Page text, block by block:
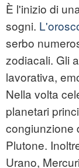
È l'inizio di
sogni.
serbo
zodiacali. Gli
lavorativa,
Nella volta
planetari
congiunzione
Plutone.
Urano,